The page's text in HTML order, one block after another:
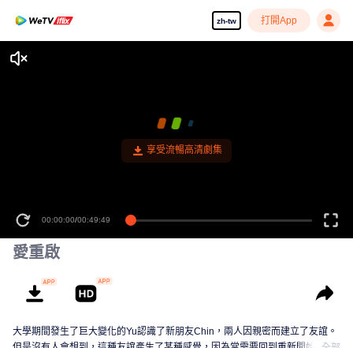
zh-tw 打開App
享受流暢高清劇集
00:00:00/00:49:49
愛重啟
大學期間發生了巨大變化的Yu認識了新朋友Chin，兩人因親密而建立了友誼。